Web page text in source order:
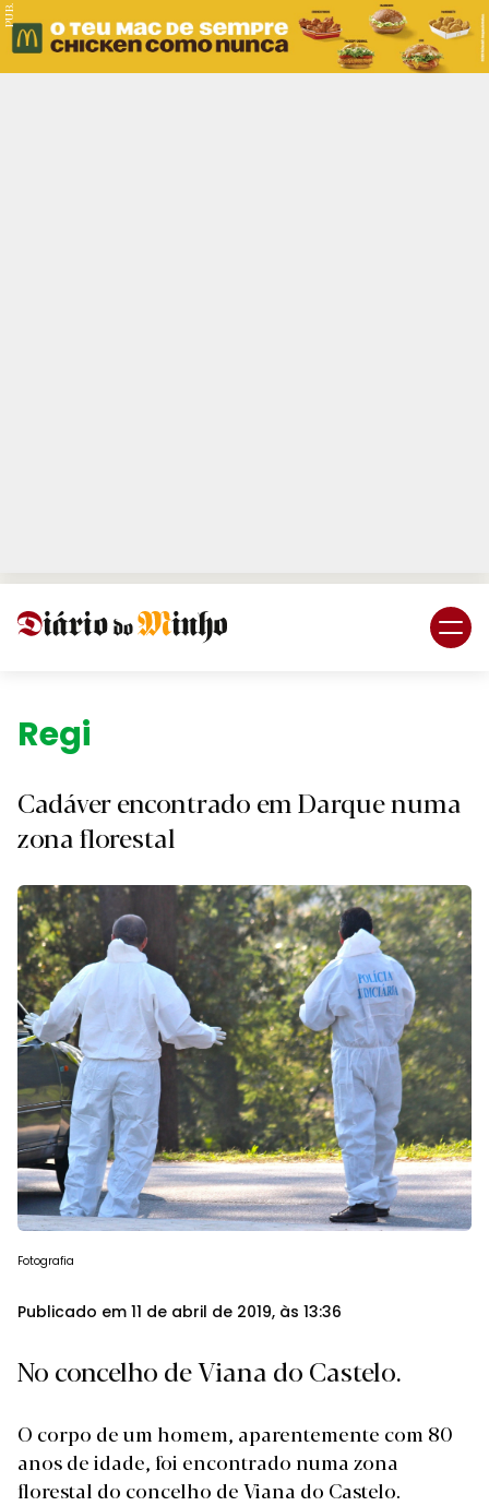
PUB.
Região.
Cadáver encontrado em Darque numa
zona florestal
Fotografia
Publicado em 11 de abril de 2019, às 13:36
No concelho de Viana do Castelo.
O corpo de um homem, aparentemente com 80
anos de idade, foi encontrado numa zona
florestal do concelho de Viana do Castelo.